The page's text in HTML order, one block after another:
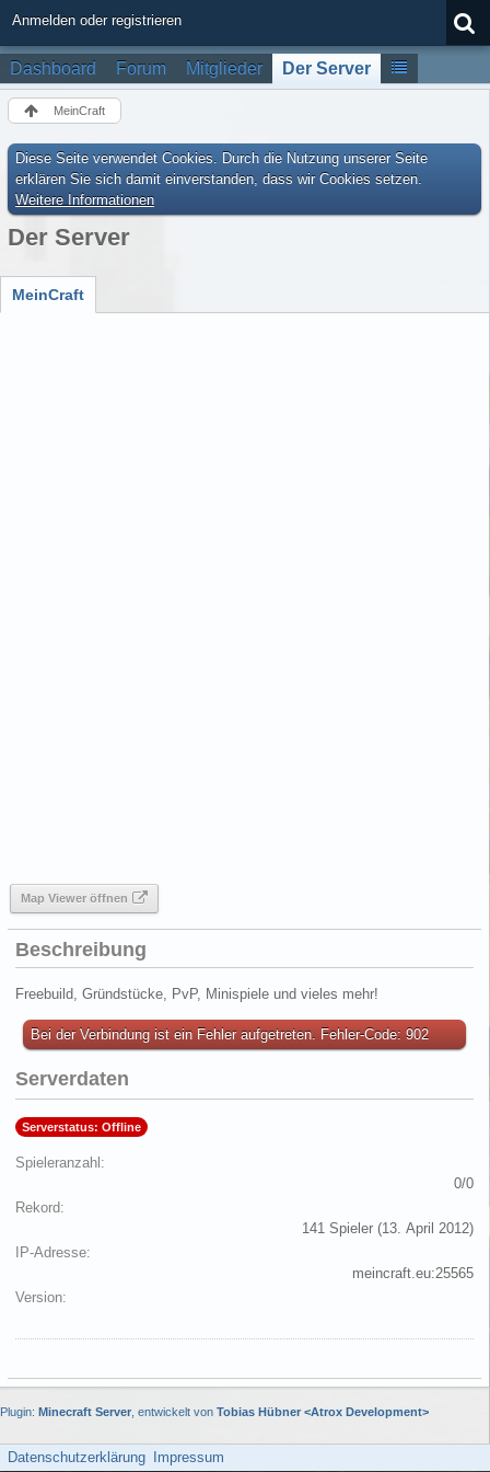
Anmelden oder registrieren
Dashboard Forum Mitglieder Der Server
MeinCraft
Diese Seite verwendet Cookies. Durch die Nutzung unserer Seite
erklären Sie sich damit einverstanden, dass wir Cookies setzen.
Weitere Informationen
Der Server
MeinCraft
Map Viewer öffnen
Beschreibung
Freebuild, Gründstücke, PvP, Minispiele und vieles mehr!
Bei der Verbindung ist ein Fehler aufgetreten. Fehler-Code: 902
Serverdaten
Serverstatus: Offline
Spieleranzahl
0/0
Rekord
141 Spieler (13. April 2012)
IP-Adresse
meincraft.eu:25565
Version
Plugin: Minecraft Server , entwickelt von Tobias Hübner <Atrox Development>
Datenschutzerklärung Impressum